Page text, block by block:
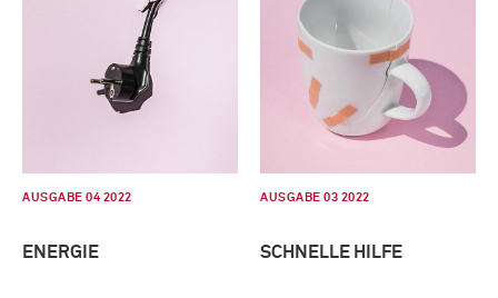
AUSGABE 04 2022
ENERGIE
AUSGABE 03 2022
SCHNELLE HILFE